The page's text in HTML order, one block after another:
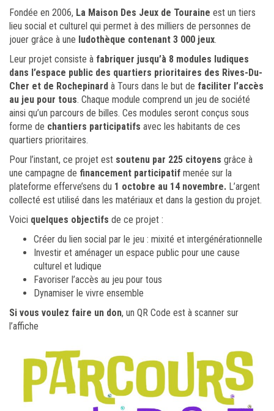
Fondée en 2006, La Maison Des Jeux de Touraine est un tiers
lieu social et culturel qui permet à des milliers de personnes de
jouer grâce à une ludothèque contenant 3 000 jeux.
Leur projet consiste à fabriquer jusqu’à 8 modules ludiques
dans l’espace public des quartiers prioritaires des Rives-Du-
Cher et de Rochepinard à Tours dans le but de faciliter l’accès
au jeu pour tous. Chaque module comprend un jeu de société
ainsi qu’un parcours de billes. Ces modules seront conçus sous
forme de chantiers participatifs avec les habitants de ces
quartiers prioritaires.
Pour l’instant, ce projet est soutenu par 225 citoyens grâce à
une campagne de financement participatif menée sur la
plateforme efferve’sens du 1 octobre au 14 novembre. L’argent
collecté est utilisé dans les matériaux et dans la gestion du projet.
Voici quelques objectifs de ce projet :
Créer du lien social par le jeu : mixité et intergénérationnelle
Investir et aménager un espace public pour une cause
culturel et ludique
Favoriser l’accès au jeu pour tous
Dynamiser le vivre ensemble
Si vous voulez faire un don, un QR Code est à scanner sur
l’affiche